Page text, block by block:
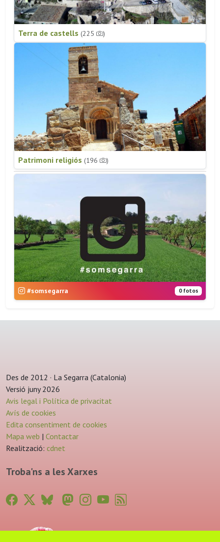
Terra de castells (225 )
Patrimoni religiós (196 )
#somsegarra 0 fotos
Des de 2012 · La Segarra (Catalonia)
Versió juny 2026
Avis legal i Política de privacitat
Avís de cookies
Edita consentiment de cookies
Mapa web | Contactar
Realització: cdnet
Troba'ns a les Xarxes